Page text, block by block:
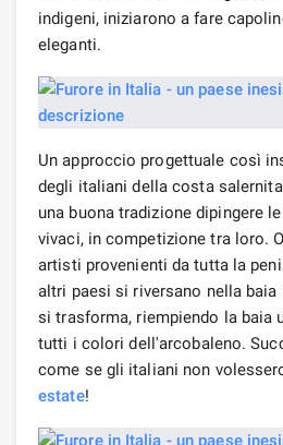
indigeni, iniziarono a fare
eleganti.
Un approccio progettuale così
degli italiani della costa
una buona tradizione dipingere
vivaci, in competizione tra loro.
artisti provenienti da tutta la
altri paesi si riversano nella
si trasforma, riempiendo la baia
tutti i colori dell'arcobaleno.
come se gli italiani non
estate!